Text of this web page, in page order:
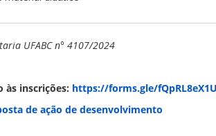
UFABC n° 4107/2024
às inscrições: https://forms.gle/
de ação de desenvolvimento